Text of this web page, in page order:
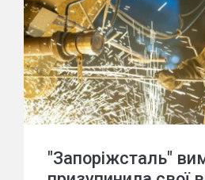
"Запоріжсталь"